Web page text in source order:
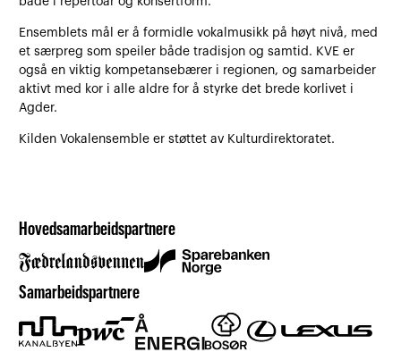
Ensemblets mål er å formidle vokalmusikk på høyt nivå, med
et særpreg som speiler både tradisjon og samtid. KVE er
også en viktig kompetansebærer i regionen, og samarbeider
aktivt med kor i alle aldre for å styrke det brede korlivet i
Agder.
Kilden Vokalensemble er støttet av Kulturdirektoratet.
Hovedsamarbeidspartnere
Samarbeidspartnere